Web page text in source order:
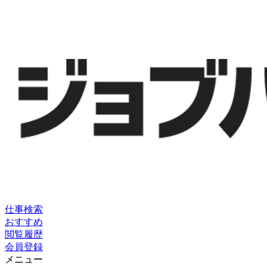
仕事検索
おすすめ
閲覧履歴
会員登録
メニュー